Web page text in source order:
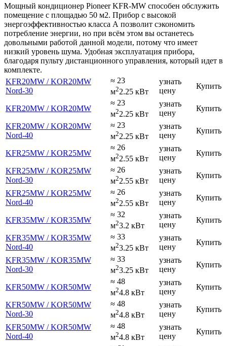
Мощный кондиционер Pioneer KFR-MW способен обслужить
помещение с площадью 50 м2. Прибор с высокой
энергоэффективностью класса А позволит сэкономить
потребление энергии, но при всём этом вы останетесь
довольными работой данной модели, потому что имеет
низкий уровень шума. Удобная эксплуатация прибора,
благодаря пульту дистанционного управления, который идет в
комплекте.
KFR20MW / KOR20MW
Nord-30
≈ 23
м22.25 кВт
узнать
цену
Купить
KFR20MW / KOR20MW
≈ 23
м22.25 кВт
узнать
цену
Купить
KFR20MW / KOR20MW
Nord-40
≈ 23
м22.25 кВт
узнать
цену
Купить
KFR25MW / KOR25MW
≈ 26
м22.55 кВт
узнать
цену
Купить
KFR25MW / KOR25MW
Nord-30
≈ 26
м22.55 кВт
узнать
цену
Купить
KFR25MW / KOR25MW
Nord-40
≈ 26
м22.55 кВт
узнать
цену
Купить
KFR35MW / KOR35MW
≈ 32
м23.2 кВт
узнать
цену
Купить
KFR35MW / KOR35MW
Nord-40
≈ 33
м23.25 кВт
узнать
цену
Купить
KFR35MW / KOR35MW
Nord-30
≈ 33
м23.25 кВт
узнать
цену
Купить
KFR50MW / KOR50MW
≈ 48
м24.8 кВт
узнать
цену
Купить
KFR50MW / KOR50MW
Nord-30
≈ 48
м24.8 кВт
узнать
цену
Купить
KFR50MW / KOR50MW
Nord-40
≈ 48
м24.8 кВт
узнать
цену
Купить